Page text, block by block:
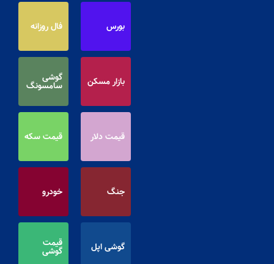
بورس فال روزانه
بازار مسکن گوشی
سامسونگ
قیمت دلار قیمت سکه
جنگ خودرو
گوشی اپل قیمت
گوشی